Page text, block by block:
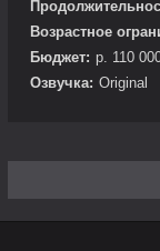
Возрастное
Бюджет: р. 110
Озвучка: Original